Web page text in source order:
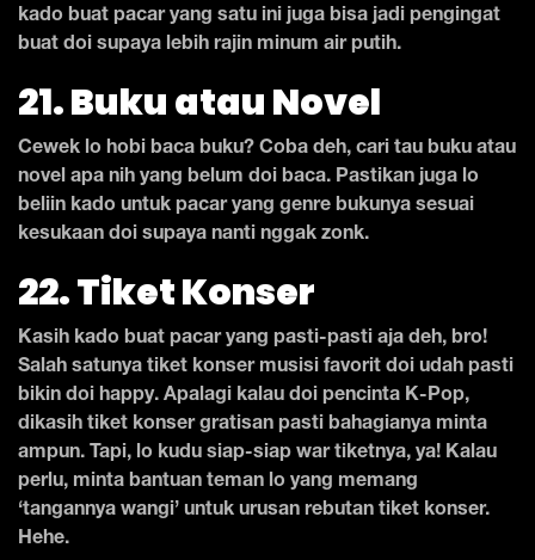
kado buat pacar yang satu ini juga bisa jadi pengingat
buat doi supaya lebih rajin minum air putih.
21. Buku atau Novel
Cewek lo hobi baca buku? Coba deh, cari tau buku atau
novel apa nih yang belum doi baca. Pastikan juga lo
beliin kado untuk pacar yang genre bukunya sesuai
kesukaan doi supaya nanti nggak zonk.
22. Tiket Konser
Kasih kado buat pacar yang pasti-pasti aja deh, bro!
Salah satunya tiket konser musisi favorit doi udah pasti
bikin doi happy. Apalagi kalau doi pencinta K-Pop,
dikasih tiket konser gratisan pasti bahagianya minta
ampun. Tapi, lo kudu siap-siap war tiketnya, ya! Kalau
perlu, minta bantuan teman lo yang memang
‘tangannya wangi’ untuk urusan rebutan tiket konser.
Hehe.